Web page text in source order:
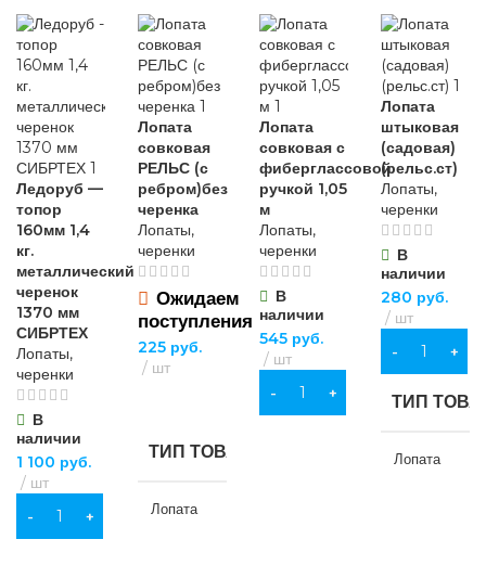
ВИД РАБОТ
МАТЕРИАЛ
пластик
ВЫСОТА
28 см
универсальные
МАТЕРИАЛ
ВИД РАБОТ
универсальные
МАТЕРИАЛ
ПВХ,
хлопчатобумажная
ткань
ОСОБЕННОСТИ
повышенной
прочности
бытовых нужд
ВИД
ПВХ
ткань
Ледоруб —
топор
160мм 1,4
кг.
металлический
черенок
1370 мм
СИБРТЕХ
Лопаты,
черенки
В
наличии
1 100 руб.
шт
В КОРЗИНУ
Лопата
совковая
РЕЛЬС (с
ребром)без
черенка
Лопаты,
черенки
Ожидаем
поступления
225 руб.
шт
ТИП ТОВАРА
Лопата
Лопата
совковая с
фиберглассовой
ручкой 1,05
м
Лопаты,
черенки
В
наличии
545 руб.
шт
В КОРЗИНУ
Лопата
штыковая
(садовая)
(рельс.ст)
Лопаты,
черенки
В
наличии
280 руб.
шт
В КОРЗИНУ
ТИП
Лопата